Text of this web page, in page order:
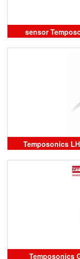
sensor
Temposonics
Temposonics
Temposonics